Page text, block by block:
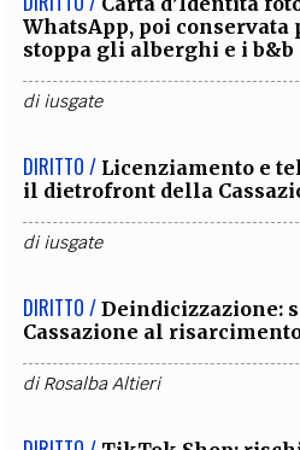
WhatsApp, poi conservata
stoppa gli alberghi e i b&b
diiusgate
DIRITTO / Licenziamento e
il dietrofront della
diiusgate
DIRITTO / Deindicizzazione:
Cassazione al
diRosalba Altieri